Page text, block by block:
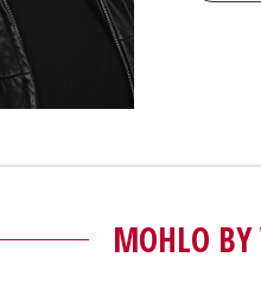
MOHLO